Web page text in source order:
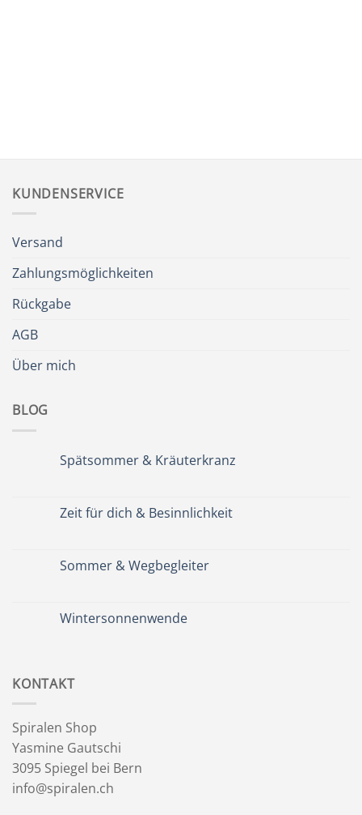
KUNDENSERVICE
Versand
Zahlungsmöglichkeiten
Rückgabe
AGB
Über mich
BLOG
Spätsommer & Kräuterkranz
Spätsommer
&
Zeit für dich & Besinnlichkeit
Zeit
für
Sommer & Wegbegleiter
Sommer
&
Wintersonnenwende
KONTAKT
Spiralen Shop
Yasmine Gautschi
3095 Spiegel bei Bern
info@spiralen.ch